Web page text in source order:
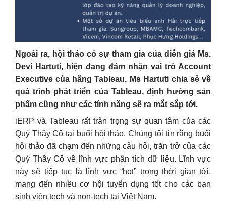
Ngoài ra, hội thảo có sự tham gia của diễn giả Ms.
Devi Hartuti, hiện đang đảm nhận vai trò Account
Executive của hãng Tableau. Ms Hartuti chia sẻ về
quá trình phát triển của Tableau, định hướng sản
phẩm cũng như các tính năng sẽ ra mắt sắp tới.
iERP và Tableau rất trân trọng sự quan tâm của các
Quý Thầy Cô tại buổi hội thảo. Chúng tôi tin rằng buổi
hội thảo đã chạm đến những câu hỏi, trăn trở của các
Quý Thầy Cô về lĩnh vực phân tích dữ liệu. Lĩnh vực
này sẽ tiếp tục là lĩnh vực “hot” trong thời gian tới,
mang đến nhiều cơ hội tuyển dụng tốt cho các bạn
sinh viên tech và non-tech tại Việt Nam.